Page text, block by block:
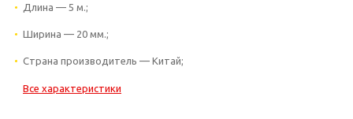
Длина — 5 м.;
Ширина — 20 мм.;
Страна производитель — Китай;
Все характеристики